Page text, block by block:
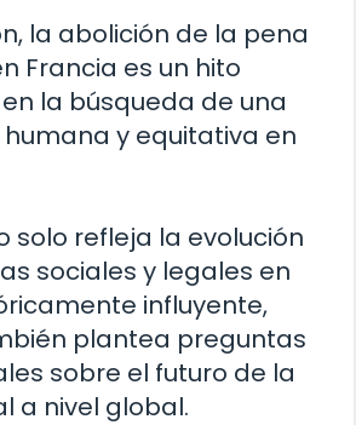
la abolición de la pena
Francia es un hito
la búsqueda de una
y equitativa en
solo refleja la evolución
sociales y legales en
influyente,
plantea preguntas
sobre el futuro de la
a nivel global.